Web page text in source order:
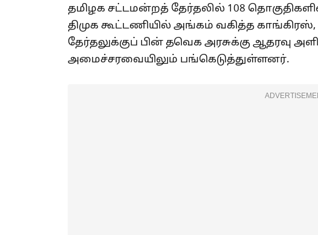
தமிழக சட்டமன்றத் தேர்தலில் 108
திமுக கூட்டணியில் அங்கம் வகித்த
தேர்தலுக்குப் பின் தவெக அரசுக்கு
அமைச்சரவையிலும் பங்கெடுத்துள்ளனர்.